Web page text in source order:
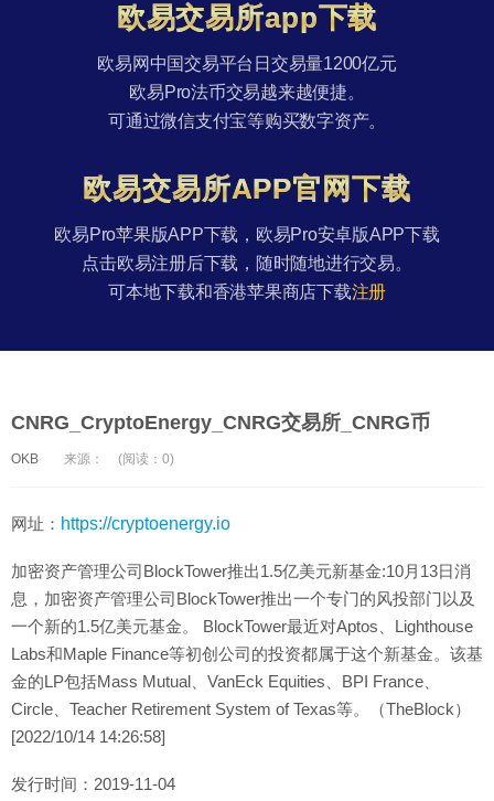
欧易交易所app下载
欧易网中国交易平台日交易量1200亿元
欧易Pro法币交易越来越便捷。
可通过微信支付宝等购买数字资产。
欧易交易所APP官网下载
欧易Pro苹果版APP下载，欧易Pro安卓版APP下载
点击欧易注册后下载，随时随地进行交易。
可本地下载和香港苹果商店下载注册
CNRG_CryptoEnergy_CNRG交易所_CNRG币
OKB 来源： (阅读：0)
网址： https://cryptoenergy.io
加密资产管理公司BlockTower推出1.5亿美元新基金:10月13日消
息，加密资产管理公司BlockTower推出一个专门的风投部门以及
一个新的1.5亿美元基金。 BlockTower最近对Aptos、Lighthouse
Labs和Maple Finance等初创公司的投资都属于这个新基金。该基
金的LP包括Mass Mutual、VanEck Equities、BPI France、
Circle、Teacher Retirement System of Texas等。（TheBlock）
[2022/10/14 14:26:58]
发行时间：2019-11-04